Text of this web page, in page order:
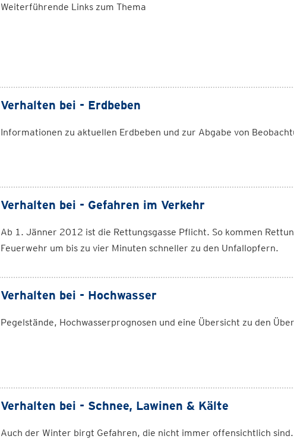
Weiterführende Links zum Thema
Verhalten bei - Erdbeben
Informationen zu aktuellen Erdbeben und zur Abgabe von
Verhalten bei - Gefahren im Verkehr
Ab 1. Jänner 2012 ist die Rettungsgasse Pflicht. So kommen
Feuerwehr um bis zu vier Minuten schneller zu den Unfallopfern.
Verhalten bei - Hochwasser
Pegelstände, Hochwasserprognosen und eine Übersicht zu den
Verhalten bei - Schnee, Lawinen & Kälte
Auch der Winter birgt Gefahren, die nicht immer offensichtlich